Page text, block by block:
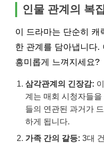
인물 관계의 복
이 드라마는 단순히 캐
한 관계를 담아냅니다.
흥미롭게 느껴지세요?
삼각관계의 긴장감:
계는 매회 시청자들
들의 연관된 과거가
하게 됩니다.
가족 간의 갈등: 3대